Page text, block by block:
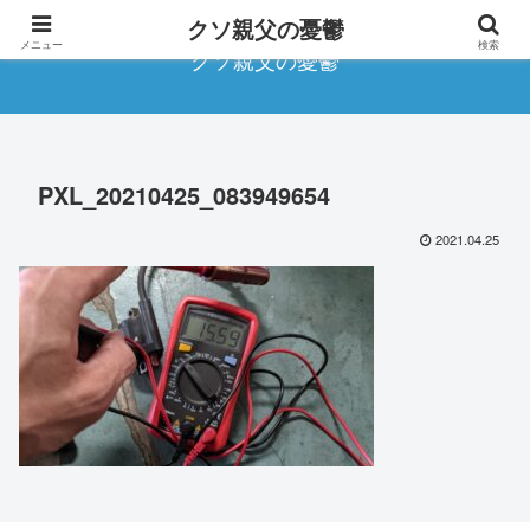
クソ親父の憂鬱
PXL_20210425_083949654
2021.04.25
メニュー クソ親父の憂鬱 検索